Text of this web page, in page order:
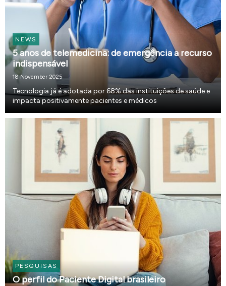
NEWS
5 anos de telemedicina: de emergência a recurso
indispensável
18 November 2025
Tecnologia já é adotada por 68% das instituições de saúde e
impacta positivamente pacientes e médicos
PESQUISAS
O perfil do Paciente Digital brasileiro